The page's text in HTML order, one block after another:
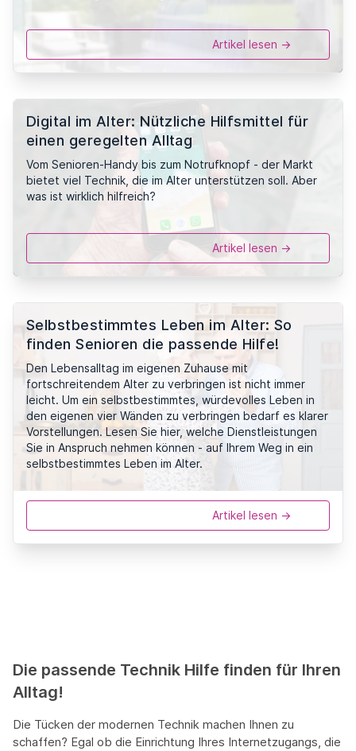
Artikel lesen ->
Digital im Alter: Nützliche Hilfsmittel für
einen geregelten Alltag
Vom Senioren-Handy bis zum Notrufknopf - der Markt
bietet viel Technik, die im Alter unterstützen soll. Aber
was ist wirklich hilfreich?
Artikel lesen ->
Selbstbestimmtes Leben im Alter: So
finden Senioren die passende Hilfe!
Den Lebensalltag im eigenen Zuhause mit
fortschreitendem Alter zu verbringen ist nicht immer
leicht. Um ein selbstbestimmtes, würdevolles Leben in
den eigenen vier Wänden zu verbringen bedarf es klarer
Vorstellungen. Lesen Sie hier, welche Dienstleistungen
Sie in Anspruch nehmen können - auf Ihrem Weg in ein
selbstbestimmtes Leben im Alter.
Artikel lesen ->
Die passende Technik Hilfe finden für Ihren
Alltag!
Die Tücken der modernen Technik machen Ihnen zu
schaffen? Egal ob die Einrichtung Ihres Internetzugangs, die